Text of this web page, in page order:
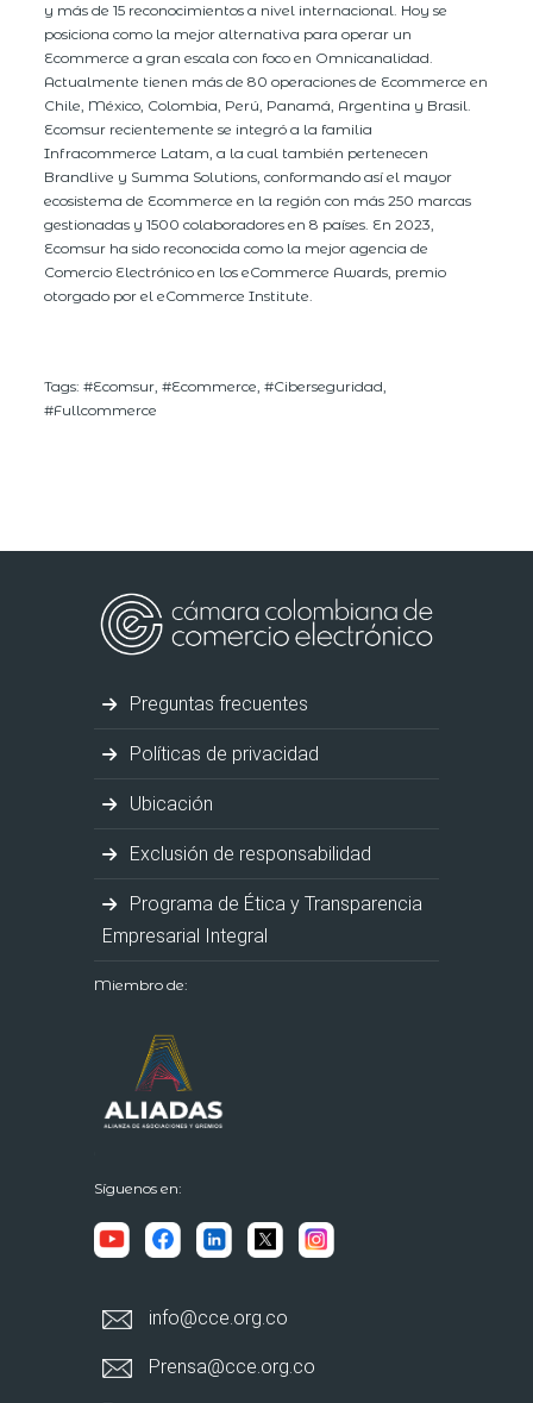
y más de 15 reconocimientos a nivel internacional. Hoy se
posiciona como la mejor alternativa para operar un
Ecommerce a gran escala con foco en Omnicanalidad.
Actualmente tienen más de 80 operaciones de Ecommerce en
Chile, México, Colombia, Perú, Panamá, Argentina y Brasil.
Ecomsur recientemente se integró a la familia
Infracommerce Latam, a la cual también pertenecen
Brandlive y Summa Solutions, conformando así el mayor
ecosistema de Ecommerce en la región con más 250 marcas
gestionadas y 1500 colaboradores en 8 países. En 2023,
Ecomsur ha sido reconocida como la mejor agencia de
Comercio Electrónico en los eCommerce Awards, premio
otorgado por el eCommerce Institute.
Tags: #Ecomsur, #Ecommerce, #Ciberseguridad,
#Fullcommerce
Preguntas frecuentes
Políticas de privacidad
Ubicación
Exclusión de responsabilidad
Programa de Ética y Transparencia
Empresarial Integral
Miembro de:
Síguenos en:
info@cce.org.co
Prensa@cce.org.co